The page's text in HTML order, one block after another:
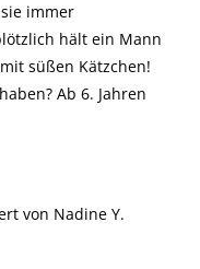
immer
hält ein Mann
süßen Kätzchen!
Ab 6. Jahren
von Nadine Y.